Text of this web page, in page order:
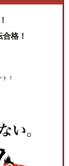
格！
！